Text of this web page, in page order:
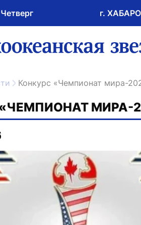
г.
ссылка на
Конкурс «Чемпионат мира-
МИРА-